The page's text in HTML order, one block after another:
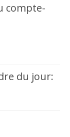
compte-
du jour: